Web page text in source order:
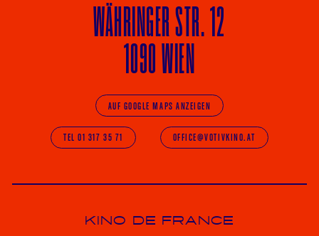
WÄHRINGERSTR. 12
1090 WIEN
AUF GOOGLE MAPS ANZEIGEN
TEL 01 317 35 71 OFFICE@VOTIVKINO.AT
KINO DE FRANCE